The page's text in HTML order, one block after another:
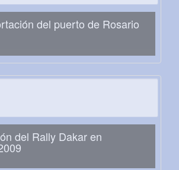
del puerto de Rosario
del Rally Dakar en